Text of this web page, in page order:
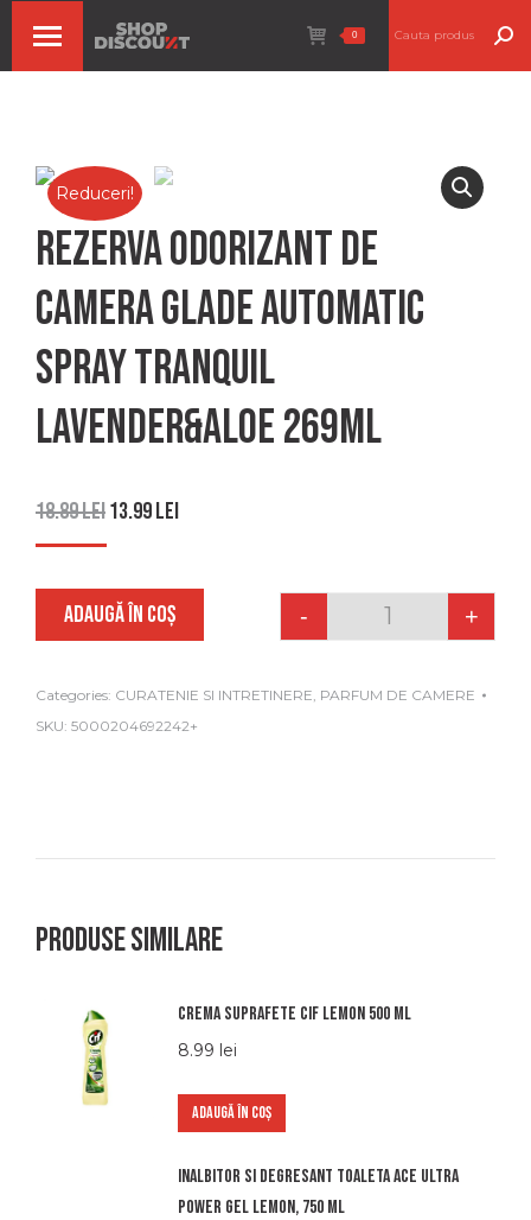
0
Reduceri!
Rezerva odorizant de
camera Glade Automatic
Spray tranquil
lavender&aloe 269ml
18.89lei13.99lei
Quantity
- +
ADAUGĂ ÎN COȘ
Categories: CURATENIE SI INTRETINERE, PARFUM DE CAMERE
SKU: 5000204692242+
Produse similare
Crema suprafete Cif Lemon 500 ml
8.99 lei
ADAUGĂ ÎN COȘ
Inalbitor si degresant toaleta Ace Ultra
Power gel Lemon, 750 ml